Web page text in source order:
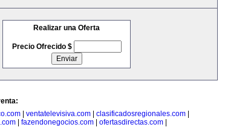
Realizar una Oferta
Precio Ofrecido $
ventatelevisiva.com clasificadosregionales.com
| fazendonegocios.com| ofertasdirectas.com|